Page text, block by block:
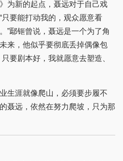
新的起点，聂远对于自己戏
要能打动我的，观众愿意看
”鄢钷曾说，聂远是一个为了角
来，他似乎要彻底丢掉偶像包
要剧本好，我就愿意去塑造、
涯就像爬山，必须要步履不
聂远，依然在努力爬坡，只为那